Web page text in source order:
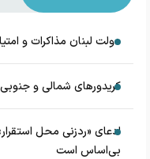
دولت لبنان مذاکرات و
کریدورهای شمالی و
ادعای «ردزنی محل
بی‌اساس است